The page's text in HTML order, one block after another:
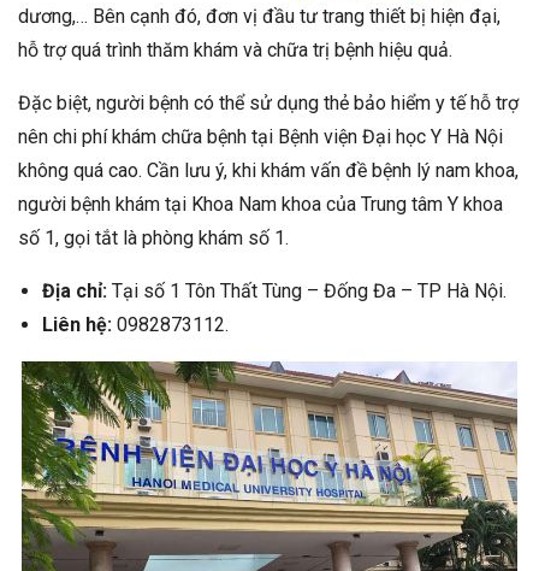
dương,… Bên cạnh đó, đơn vị đầu tư trang thiết bị hiện đại,
hỗ trợ quá trình thăm khám và chữa trị bệnh hiệu quả.
Đặc biệt, người bệnh có thể sử dụng thẻ bảo hiểm y tế hỗ trợ
nên chi phí khám chữa bệnh tại Bệnh viện Đại học Y Hà Nội
không quá cao. Cần lưu ý, khi khám vấn đề bệnh lý nam khoa,
người bệnh khám tại Khoa Nam khoa của Trung tâm Y khoa
số 1, gọi tắt là phòng khám số 1.
Địa chỉ: Tại số 1 Tôn Thất Tùng – Đống Đa – TP Hà Nội.
Liên hệ: 0982873112.